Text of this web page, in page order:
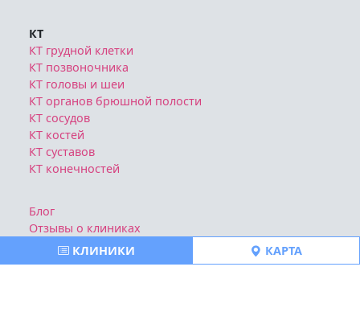
КЛИНИКИ КАРТА
КТ
КТ грудной клетки
КТ позвоночника
КТ головы и шеи
КТ органов брюшной полости
КТ сосудов
КТ костей
КТ суставов
КТ конечностей
Блог
Отзывы о клиниках
Политика конфиденциальности
Публичная оферта